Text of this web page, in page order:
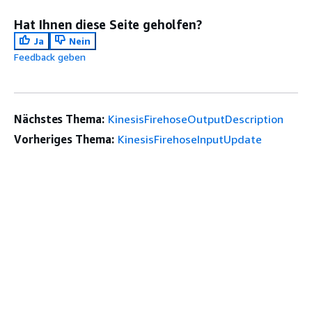
Hat Ihnen diese Seite geholfen?
Ja
Nein
Feedback geben
Nächstes Thema: KinesisFirehoseOutputDescription
Vorheriges Thema: KinesisFirehoseInputUpdate